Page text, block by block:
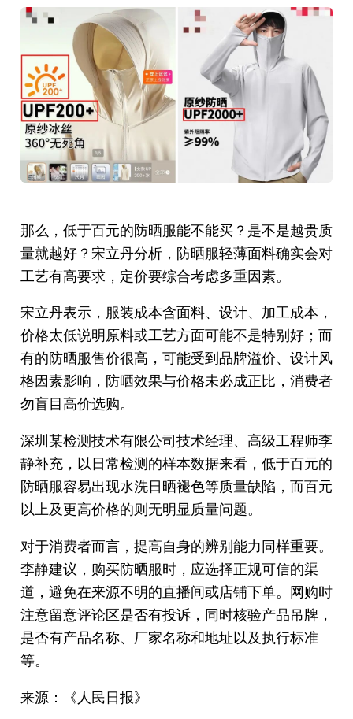
那么，低于百元的防晒服能不能买？是不是越贵质
量就越好？宋立丹分析，防晒服轻薄面料确实会对
工艺有高要求，定价要综合考虑多重因素。
宋立丹表示，服装成本含面料、设计、加工成本，
价格太低说明原料或工艺方面可能不是特别好；而
有的防晒服售价很高，可能受到品牌溢价、设计风
格因素影响，防晒效果与价格未必成正比，消费者
勿盲目高价选购。
深圳某检测技术有限公司技术经理、高级工程师李
静补充，以日常检测的样本数据来看，低于百元的
防晒服容易出现水洗日晒褪色等质量缺陷，而百元
以上及更高价格的则无明显质量问题。
对于消费者而言，提高自身的辨别能力同样重要。
李静建议，购买防晒服时，应选择正规可信的渠
道，避免在来源不明的直播间或店铺下单。网购时
注意留意评论区是否有投诉，同时核验产品吊牌，
是否有产品名称、厂家名称和地址以及执行标准
等。
来源：《人民日报》